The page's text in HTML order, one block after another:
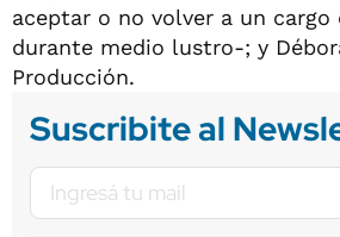
aceptar o no volver a un cargo
durante medio lustro-; y
Producción.
Suscribite al